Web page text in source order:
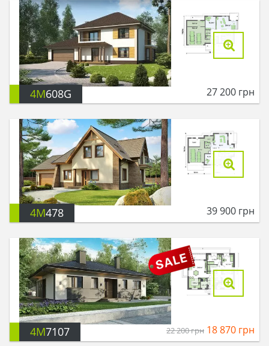
4M608G 27 200 грн
4M478 39 900 грн
4M7107 22 200грн 18 870 грн